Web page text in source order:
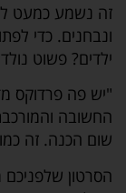
זה נשמע כמעט לא
ונבחנים. כדי
ילדים? פשוט
"יש פה פרדוקס
החשובה
שום הכנה. זה
הסרטון